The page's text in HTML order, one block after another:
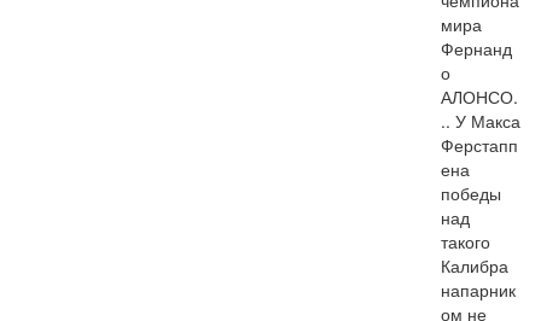
мира
Фернанд
о
АЛОНСО.
.. У Макса
Ферстапп
ена
победы
над
такого
Калибра
напарник
ом не